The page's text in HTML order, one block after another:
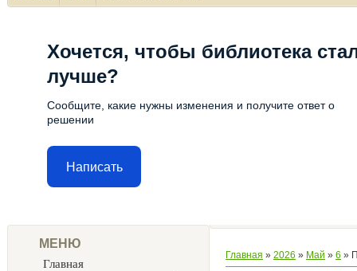
Хочется, чтобы библиотека
лучше?
Сообщите, какие нужны изменения и получите ответ о
решении
Написать
МЕНЮ
Главная
Главная » 2026 » Май » 6 »